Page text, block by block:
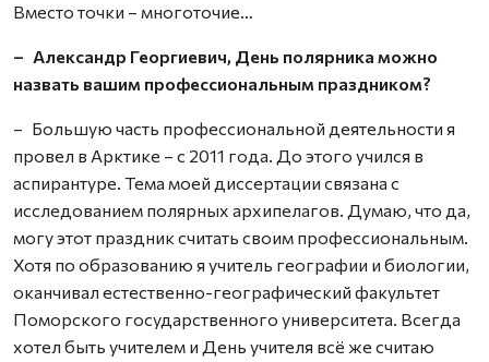
Вместо точки – многоточие…
– Александр Георгиевич, День полярника можно
назвать вашим профессиональным праздником?
– Большую часть профессиональной деятельности я
провел в Арктике – с 2011 года. До этого учился в
аспирантуре. Тема моей диссертации связана с
исследованием полярных архипелагов. Думаю, что да,
могу этот праздник считать своим профессиональным.
Хотя по образованию я учитель географии и биологии,
оканчивал естественно-географический факультет
Поморского государственного университета. Всегда
хотел быть учителем и День учителя всё же считаю